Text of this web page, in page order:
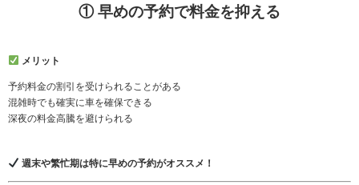
① 早めの予約で料金を抑える
メリット
予約料金の割引を受けられることがある
混雑時でも確実に車を確保できる
深夜の料金高騰を避けられる
週末や繁忙期は特に早めの予約がオススメ！